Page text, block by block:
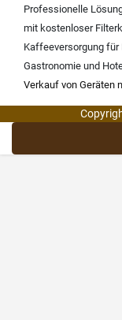
Professionelle
mit kostenloser
Kaffeeversorgung für
Gastronomie und
Verkauf von Geräten